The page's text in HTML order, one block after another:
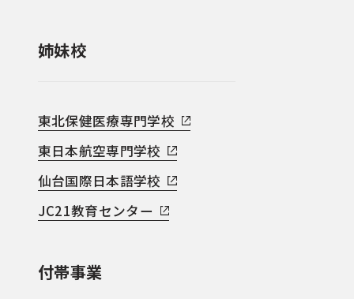
姉妹校
東北保健医療専門学校
東日本航空専門学校
仙台国際日本語学校
JC21教育センター
付帯事業